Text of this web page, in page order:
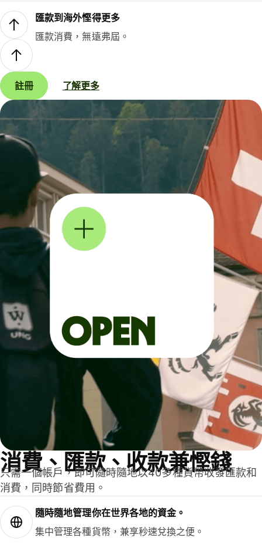
匯款到海外慳得更多
匯款消費，無遠弗屆。
註冊 了解更多
消費、匯款、收款兼慳錢
只需一個帳戶，即可隨時隨地以40多種貨幣收發匯款和
消費，同時節省費用。
隨時隨地管理你在世界各地的資金。
集中管理各種貨幣，兼享秒速兌換之便。